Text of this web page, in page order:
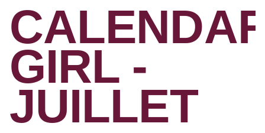
GIRL -
JUILLET